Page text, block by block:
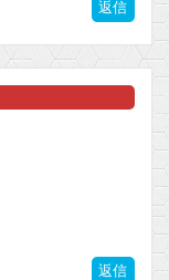
返信
返信